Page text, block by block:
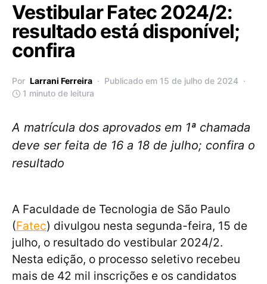
Vestibular Fatec 2024/2:
resultado está disponível;
confira
Por Larrani Ferreira
Publicado em 15 de julho de 2024
1 minuto de leitura
A matrícula dos aprovados em 1ª chamada
deve ser feita de 16 a 18 de julho; confira o
resultado
A Faculdade de Tecnologia de São Paulo
(Fatec) divulgou nesta segunda-feira, 15 de
julho, o resultado do vestibular 2024/2.
Nesta edição, o processo seletivo recebeu
mais de 42 mil inscrições e os candidatos